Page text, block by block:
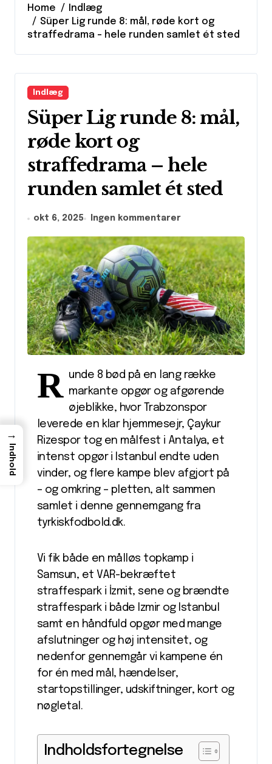
Home
Indlæg
Süper Lig runde 8: mål, røde kort og
straffedrama – hele runden samlet ét sted
Indlæg
Süper Lig runde 8: mål,
røde kort og
straffedrama – hele
runden samlet ét sted
okt 6, 2025 Ingen kommentarer
R unde 8 bød på en lang række
markante opgør og afgørende
øjeblikke, hvor Trabzonspor
leverede en klar hjemmesejr, Çaykur
Rizespor tog en målfest i Antalya, et
intenst opgør i Istanbul endte uden
vinder, og flere kampe blev afgjort på
– og omkring – pletten, alt sammen
samlet i denne gennemgang fra
tyrkiskfodbold.dk.
Vi fik både en målløs topkamp i
Samsun, et VAR-bekræftet
straffespark i İzmit, sene og brændte
straffespark i både Izmir og Istanbul
samt en håndfuld opgør med mange
afslutninger og høj intensitet, og
nedenfor gennemgår vi kampene én
for én med mål, hændelser,
startopstillinger, udskiftninger, kort og
nøgletal.
Indholdsfortegnelse
→
Indhold